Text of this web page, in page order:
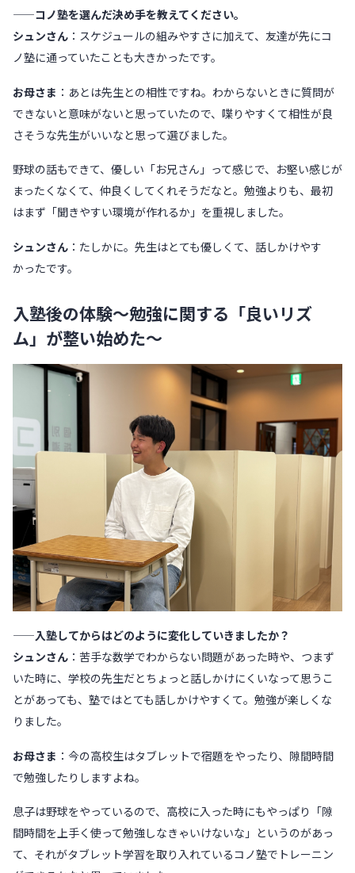
——コノ塾を選んだ決め手を教えてください。
シュンさん ：スケジュールの組みやすさに加えて、友達が先にコ
ノ塾に通っていたことも大きかったです。
お母さま ：あとは先生との相性ですね。わからないときに質問が
できないと意味がないと思っていたので、喋りやすくて相性が良
さそうな先生がいいなと思って選びました。
野球の話もできて、優しい「お兄さん」って感じで、お堅い感じが
まったくなくて、仲良くしてくれそうだなと。勉強よりも、最初
はまず「聞きやすい環境が作れるか」を重視しました。
シュンさん ：たしかに。先生はとても優しくて、話しかけやす
かったです。
入塾後の体験〜勉強に関する「良いリズ
ム」が整い始めた〜
——入塾してからはどのように変化していきましたか？
シュンさん ：苦手な数学でわからない問題があった時や、つまず
いた時に、学校の先生だとちょっと話しかけにくいなって思うこ
とがあっても、塾ではとても話しかけやすくて。勉強が楽しくな
りました。
お母さま ：今の高校生はタブレットで宿題をやったり、隙間時間
で勉強したりしますよね。
息子は野球をやっているので、高校に入った時にもやっぱり「隙
間時間を上手く使って勉強しなきゃいけないな」というのがあっ
て、それがタブレット学習を取り入れているコノ塾でトレーニン